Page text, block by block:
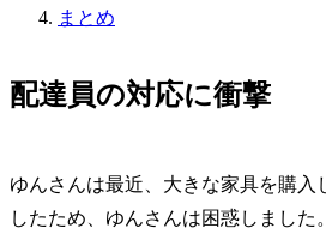
まとめ
配達員の対応に衝撃
ゆんさんは最近、大きな家具を購
したため、ゆんさんは困惑しました